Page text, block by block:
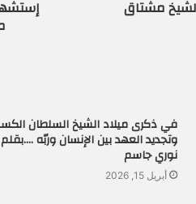
مشتاق
في ذكرى ميلاد الشيخ السلطان
وتجديد العهد بين الإنسان وربّه ….بقلم
نوري جاسم
أبريل 15, 2026